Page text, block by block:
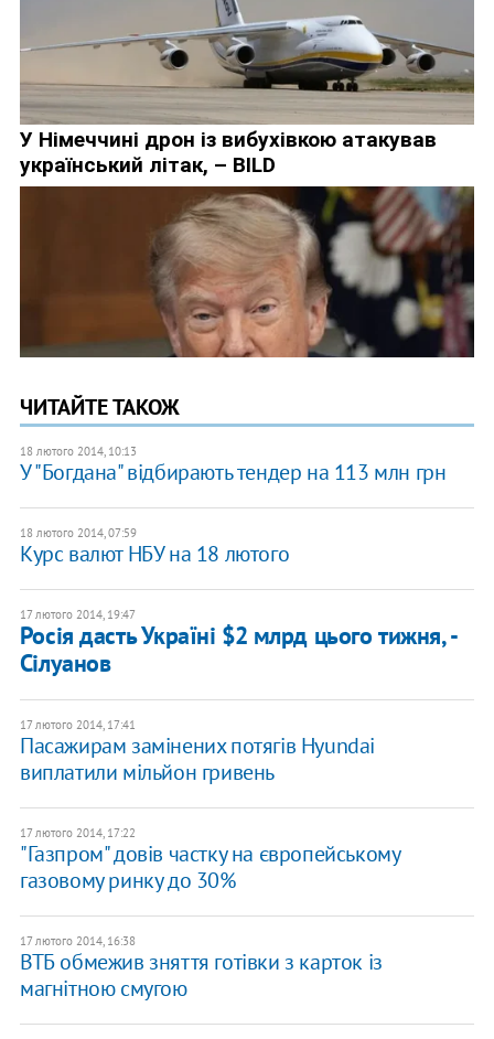
ЧИТАЙТЕ ТАКОЖ
18 лютого 2014, 10:13
У "Богдана" відбирають тендер на 113 млн грн
18 лютого 2014, 07:59
Курс валют НБУ на 18 лютого
17 лютого 2014, 19:47
Росія дасть Україні $2 млрд цього тижня, -
Сілуанов
17 лютого 2014, 17:41
Пасажирам замінених потягів Hyundai
виплатили мільйон гривень
17 лютого 2014, 17:22
"Газпром" довів частку на європейському
газовому ринку до 30%
17 лютого 2014, 16:38
ВТБ обмежив зняття готівки з карток із
магнітною смугою